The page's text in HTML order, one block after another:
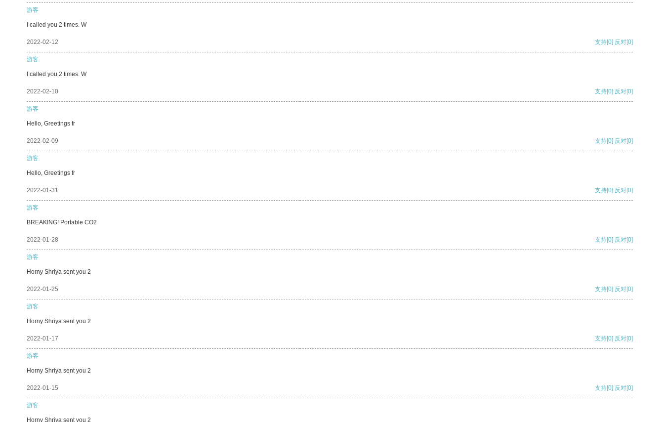
游客
I called you 2 times. W
2022-02-12 支持[0] 反对[0]
游客
I called you 2 times. W
2022-02-10 支持[0] 反对[0]
游客
Hello, Greetings fr
2022-02-09 支持[0] 反对[0]
游客
Hello, Greetings fr
2022-01-31 支持[0] 反对[0]
游客
BREAKING! Portable CO2
2022-01-28 支持[0] 反对[0]
游客
Horny Shriya sent you 2
2022-01-25 支持[0] 反对[0]
游客
Horny Shriya sent you 2
2022-01-17 支持[0] 反对[0]
游客
Horny Shriya sent you 2
2022-01-15 支持[0] 反对[0]
游客
Horny Shriya sent you 2